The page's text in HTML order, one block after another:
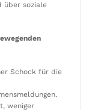
über soziale
Schock für die
weniger